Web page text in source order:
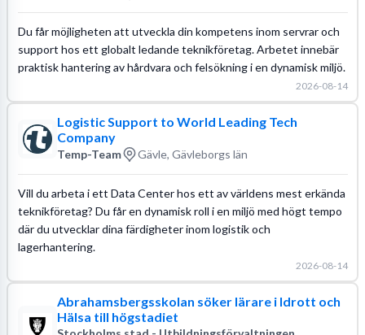
Du får möjligheten att utveckla din kompetens inom servrar och
support hos ett globalt ledande teknikföretag. Arbetet innebär
praktisk hantering av hårdvara och felsökning i en dynamisk miljö.
2026-08-14
Logistic Support to World Leading Tech
Company
Temp-Team Gävle, Gävleborgs län
Vill du arbeta i ett Data Center hos ett av världens mest erkända
teknikföretag? Du får en dynamisk roll i en miljö med högt tempo
där du utvecklar dina färdigheter inom logistik och
lagerhantering.
2026-08-14
Abrahamsbergsskolan söker lärare i Idrott och
Hälsa till högstadiet